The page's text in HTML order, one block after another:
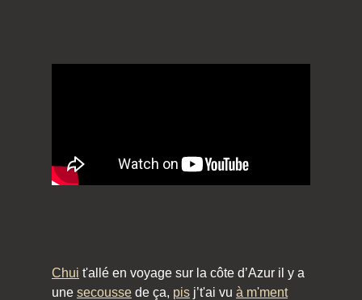
Chui t'allé en voyage sur la côte d’Azur il y a
une secousse de ça, pis j’t'ai vu à m'ment